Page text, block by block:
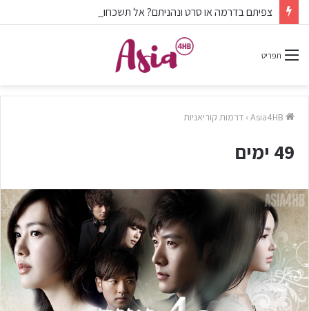
צפיתם בדרמה או סרט ונהניתם? אל תשכחו לפרגן בתגובות.
תפריט
› דרמות קוריאניות
49 ימים